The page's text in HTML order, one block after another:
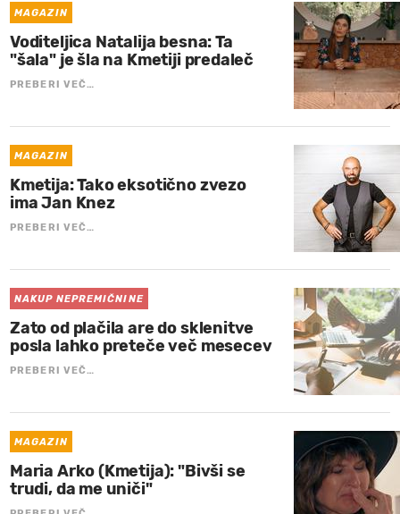
MAGAZIN
Voditeljica Natalija besna: Ta
"šala" je šla na Kmetiji predaleč
PREBERI VEČ…
MAGAZIN
Kmetija: Tako eksotično zvezo
ima Jan Knez
PREBERI VEČ…
NAKUP NEPREMIČNINE
Zato od plačila are do sklenitve
posla lahko preteče več mesecev
PREBERI VEČ…
MAGAZIN
Maria Arko (Kmetija): "Bivši se
trudi, da me uniči"